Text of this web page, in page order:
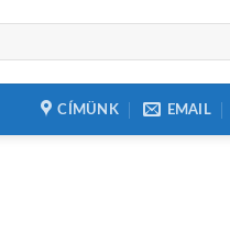
CÍMÜNK EMAIL